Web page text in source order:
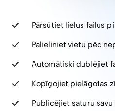
Pārsūtiet lielus failus
Palieliniet vietu pēc
Automātiski dublējiet
Kopīgojiet pielāgotas
Publicējiet saturu savu